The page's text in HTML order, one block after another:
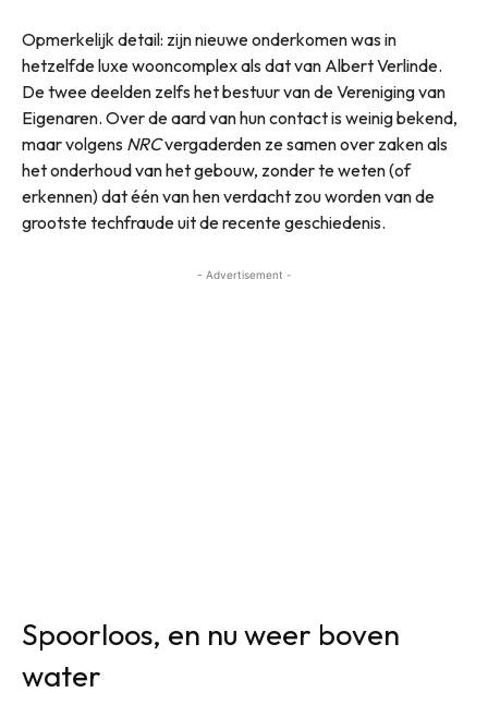
Opmerkelijk detail: zijn nieuwe onderkomen was in
hetzelfde luxe wooncomplex als dat van Albert Verlinde.
De twee deelden zelfs het bestuur van de Vereniging van
Eigenaren. Over de aard van hun contact is weinig bekend,
maar volgens NRCvergaderden ze samen over zaken als
het onderhoud van het gebouw, zonder te weten (of
erkennen) dat één van hen verdacht zou worden van de
grootste techfraude uit de recente geschiedenis.
- Advertisement -
Spoorloos, en nu weer boven
water